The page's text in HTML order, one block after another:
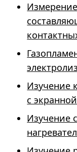
Изучение
с
Изучение